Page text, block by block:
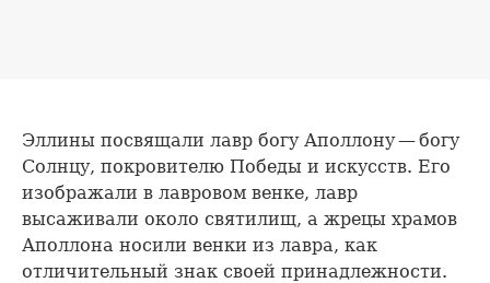
Эллины посвящали лавр богу Аполлону — богу
Солнцу, покровителю Победы и искусств. Его
изображали в лавровом венке, лавр
высаживали около святилищ, а жрецы храмов
Аполлона носили венки из лавра, как
отличительный знак своей принадлежности.